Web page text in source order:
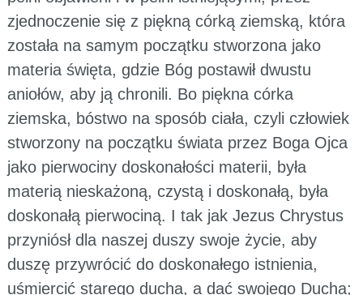
zjednoczenie się z piękną córką ziemską, która
została na samym początku stworzona jako
materia święta, gdzie Bóg postawił dwustu
aniołów, aby ją chronili. Bo piękna córka
ziemska, bóstwo na sposób ciała, czyli człowiek
stworzony na początku świata przez Boga Ojca
jako pierwociny doskonałości materii, była
materią nieskażoną, czystą i doskonałą, była
doskonałą pierwociną. I tak jak Jezus Chrystus
przyniósł dla naszej duszy swoje życie, aby
duszę przywrócić do doskonałego istnienia,
uśmiercić starego ducha, a dać swojego Ducha;